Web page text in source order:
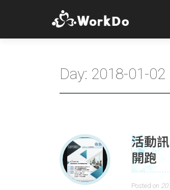
Day: 2018-01-02
活動
開跑
Posted on